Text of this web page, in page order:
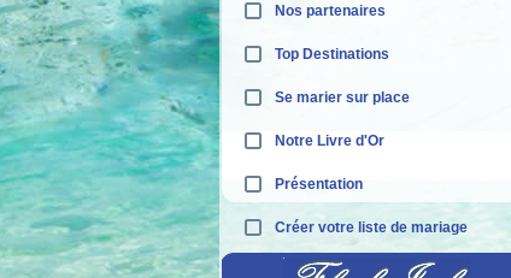
Nos partenaires
Top Destinations
Se marier sur place
Notre Livre d'Or
Présentation
Créer votre liste de mariage